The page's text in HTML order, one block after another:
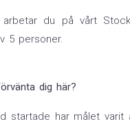
du på vårt
5 personer.
dig här?
startade har målet